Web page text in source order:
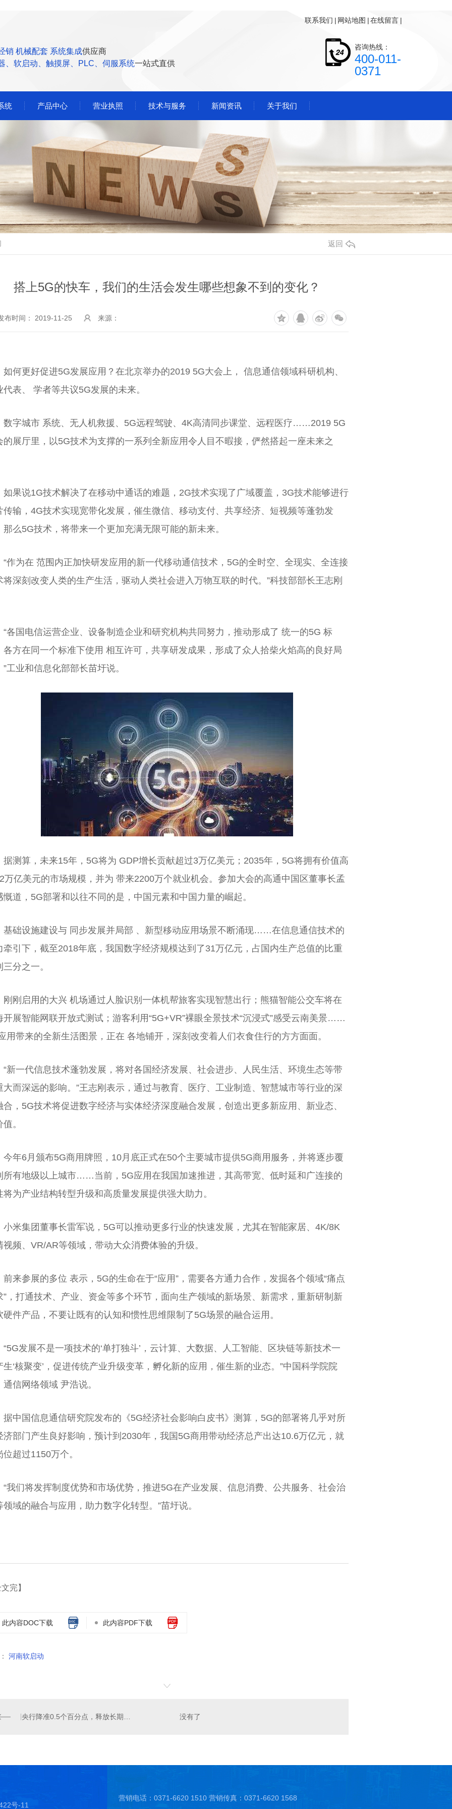
联系我们 | 网站地图 |在线留言 |
销 机械配套 系统集成供应商
、软启动、触摸屏、PLC、伺服系统一站式直供
咨询热线：
400-011-
0371
统 产品中心 营业执照 技术与服务 新闻资讯 关于我们
返回
搭上5G的快车，我们的生活会发生哪些想象不到的变化？
布时间： 2019-11-25 来源：
如何更好促进5G发展应用？在北京举办的2019 5G大会上， 信息通信领域科研机构、
代表、 学者等共议5G发展的未来。
数字城市 系统、无人机救援、5G远程驾驶、4K高清同步课堂、远程医疗……2019 5G
的展厅里，以5G技术为支撑的一系列全新应用令人目不暇接，俨然搭起一座未来之
如果说1G技术解决了在移动中通话的难题，2G技术实现了广域覆盖，3G技术能够进行
传输，4G技术实现宽带化发展，催生微信、移动支付、共享经济、短视频等蓬勃发
那么5G技术，将带来一个更加充满无限可能的新未来。
“作为在 范围内正加快研发应用的新一代移动通信技术，5G的全时空、全现实、全连接
将深刻改变人类的生产生活，驱动人类社会进入万物互联的时代。”科技部部长王志刚
“各国电信运营企业、设备制造企业和研究机构共同努力，推动形成了 统一的5G 标
各方在同一个标准下使用 相互许可，共享研发成果，形成了众人拾柴火焰高的良好局
”工业和信息化部部长苗圩说。
据测算，未来15年，5G将为 GDP增长贡献超过3万亿美元；2035年，5G将拥有价值高
万亿美元的市场规模，并为 带来2200万个就业机会。参加大会的高通中国区董事长孟
慨道，5G部署和以往不同的是，中国元素和中国力量的崛起。
基础设施建设与 同步发展并局部 、新型移动应用场景不断涌现……在信息通信技术的
牵引下，截至2018年底，我国数字经济规模达到了31万亿元，占国内生产总值的比重
三分之一。
刚刚启用的大兴 机场通过人脸识别一体机帮旅客实现智慧出行；熊猫智能公交车将在
开展智能网联开放式测试；游客利用“5G+VR”裸眼全景技术“沉浸式”感受云南美景……
用带来的全新生活图景，正在 各地铺开，深刻改变着人们衣食住行的方方面面。
“新一代信息技术蓬勃发展，将对各国经济发展、社会进步、人民生活、环境生态等带
大而深远的影响。”王志刚表示，通过与教育、医疗、工业制造、智慧城市等行业的深
合，5G技术将促进数字经济与实体经济深度融合发展，创造出更多新应用、新业态、
。
今年6月颁布5G商用牌照，10月底正式在50个主要城市提供5G商用服务，并将逐步覆
所有地级以上城市……当前，5G应用在我国加速推进，其高带宽、低时延和广连接的
将为产业结构转型升级和高质量发展提供强大助力。
小米集团董事长雷军说，5G可以推动更多行业的快速发展，尤其在智能家居、4K/8K
视频、VR/AR等领域，带动大众消费体验的升级。
前来参展的多位 表示，5G的生命在于“应用”，需要各方通力合作，发掘各个领域“痛点
”，打通技术、产业、资金等多个环节，面向生产领域的新场景、新需求，重新研制新
硬件产品，不要让既有的认知和惯性思维限制了5G场景的融合运用。
“5G发展不是一项技术的‘单打独斗’，云计算、大数据、人工智能、区块链等新技术一
生‘核聚变’，促进传统产业升级变革，孵化新的应用，催生新的业态。”中国科学院院
通信网络领域 尹浩说。
据中国信息通信研究院发布的《5G经济社会影响白皮书》测算，5G的部署将几乎对所
济部门产生良好影响，预计到2030年，我国5G商用带动经济总产出达10.6万亿元，就
位超过1150万个。
“我们将发挥制度优势和市场优势，推进5G在产业发展、信息消费、公共服务、社会治
领域的融合与应用，助力数字化转型。”苗圩说。
完】
此内容DOC下载 此内容PDF下载
河南软启动
央行降准0.5个百分点，释放长期资金逾8000亿 没有了
号-11
营销电话：0371-6620 1510 营销传真：0371-6620 1568